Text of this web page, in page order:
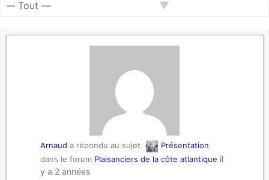
du
par
Arnaud a répondu au sujet
Présentation
dans le forum Plaisanciers de la côte atlantique il
y a 2 années